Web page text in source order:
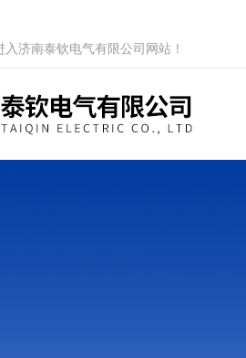
入济南泰钦电气有限公司网站！